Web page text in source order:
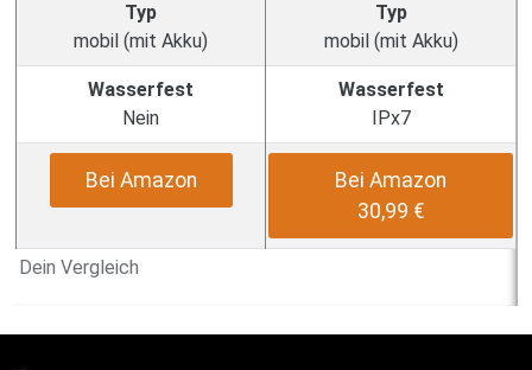
Dein Vergleich
Typ
mobil (mit Akku)
Typ
mobil (mit Akku)
Wasserfest
Nein
Wasserfest
IPx7
Bei Amazon
Bei Amazon
30,99 €